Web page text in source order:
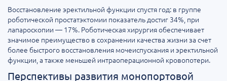
Восстановление эректильной функции спустя год: в группе
роботической простатэктомии показатель достиг 34%, при
лапароскопии — 17%. Роботическая хирургия обеспечивает
значимое преимущество в сохранении качества жизни за счет
более быстрого восстановления мочеиспускания и эректильной
функции, а также меньшей интраоперационной кровопотери.
Перспективы развития монопортовой